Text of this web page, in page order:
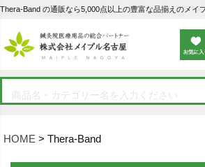
Thera-Band の通販なら5,000点以上の豊富な品揃えのメイ
HOME Thera-Band